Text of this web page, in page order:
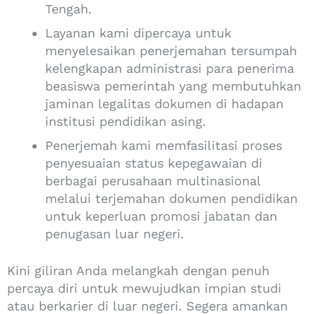
Tengah.
Layanan kami dipercaya untuk
menyelesaikan penerjemahan tersumpah
kelengkapan administrasi para penerima
beasiswa pemerintah yang membutuhkan
jaminan legalitas dokumen di hadapan
institusi pendidikan asing.
Penerjemah kami memfasilitasi proses
penyesuaian status kepegawaian di
berbagai perusahaan multinasional
melalui terjemahan dokumen pendidikan
untuk keperluan promosi jabatan dan
penugasan luar negeri.
Kini giliran Anda melangkah dengan penuh
percaya diri untuk mewujudkan impian studi
atau berkarier di luar negeri. Segera amankan